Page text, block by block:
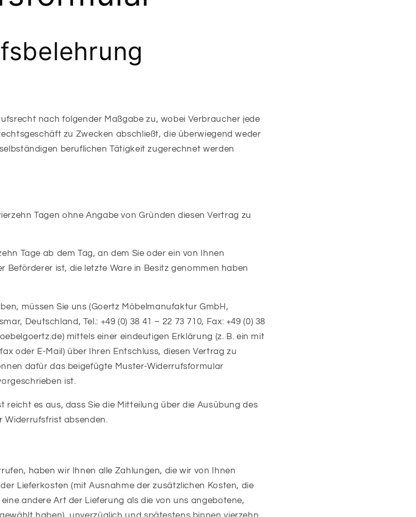
nach folgender Maßgabe zu, wobei Verbraucher jede
zu Zwecken abschließt, die überwiegend weder
beruflichen Tätigkeit zugerechnet werden
Tagen ohne Angabe von Gründen diesen Vertrag zu
Tage ab dem Tag, an dem Sie oder ein von Ihnen
Beförderer ist, die letzte Ware in Besitz genommen haben
müssen Sie uns (Goertz Möbelmanufaktur GmbH,
Deutschland, Tel.: +49 (0) 38 41 – 22 73 710, Fax: +49 (0) 38
mittels einer eindeutigen Erklärung (z. B. ein mit
oder E-Mail) über Ihren Entschluss, diesen Vertrag zu
dafür das beigefügte Muster-Widerrufsformular
ist.
reicht es aus, dass Sie die Mitteilung über die Ausübung des
Widerrufsfrist absenden.
haben wir Ihnen alle Zahlungen, die wir von Ihnen
Lieferkosten (mit Ausnahme der zusätzlichen Kosten, die
andere Art der Lieferung als die von uns angebotene,